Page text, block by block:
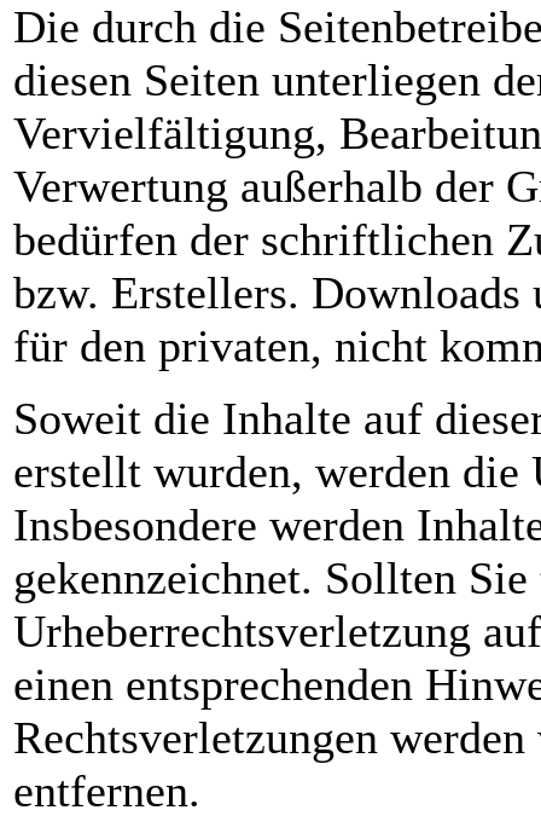
Die durch die
diesen Seiten unterliegen
Vervielfältigung,
Verwertung außerhalb der
bedürfen der schriftlichen
bzw. Erstellers. Downloads
für den privaten, nicht
Soweit die Inhalte auf
erstellt wurden, werden die
Insbesondere werden
gekennzeichnet. Sollten
Urheberrechtsverletzung
einen entsprechenden
Rechtsverletzungen
entfernen.